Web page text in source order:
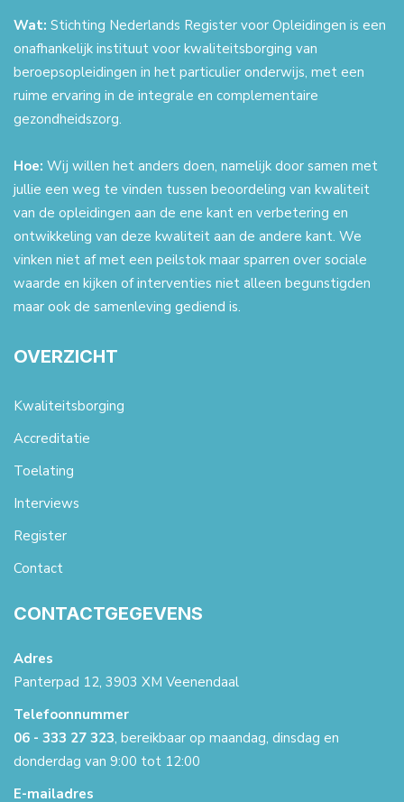
Wat: Stichting Nederlands Register voor Opleidingen is een
onafhankelijk instituut voor kwaliteitsborging van
beroepsopleidingen in het particulier onderwijs, met een
ruime ervaring in de integrale en complementaire
gezondheidszorg.
Hoe: Wij willen het anders doen, namelijk door samen met
jullie een weg te vinden tussen beoordeling van kwaliteit
van de opleidingen aan de ene kant en verbetering en
ontwikkeling van deze kwaliteit aan de andere kant. We
vinken niet af met een peilstok maar sparren over sociale
waarde en kijken of interventies niet alleen begunstigden
maar ook de samenleving gediend is.
OVERZICHT
Kwaliteitsborging
Accreditatie
Toelating
Interviews
Register
Contact
CONTACTGEGEVENS
Adres
Panterpad 12, 3903 XM Veenendaal
Telefoonnummer
06 - 333 27 323, bereikbaar op maandag, dinsdag en
donderdag van 9:00 tot 12:00
E-mailadres